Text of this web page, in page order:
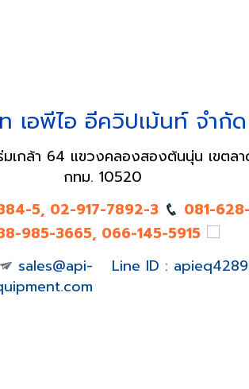
เอพีไอ อีควิปเม้นท์ จำกัด
มเกล้า 64 แขวงคลองสองต้นนุ่น เขตล
กทม. 10520
5, 02-917-7892-3
081-
985-3665, 066-145-5915
sales@api-
Line ID : apieq4289